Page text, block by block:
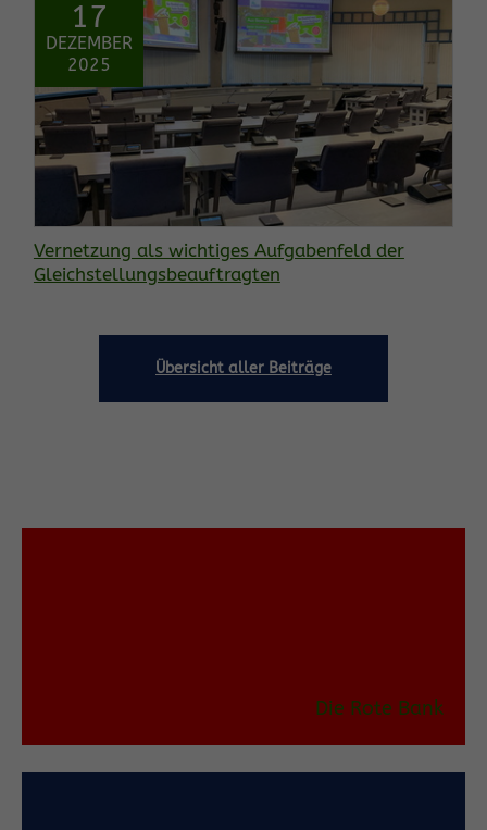
17
DEZEMBER
2025
Vernetzung als wichtiges Aufgabenfeld der
Gleichstellungsbeauftragten
Übersicht aller Beiträge
Die Rote Bank